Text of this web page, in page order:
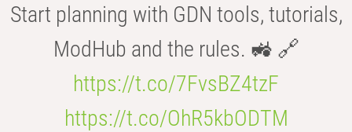
Start planning with GDN tools, tutorials,
ModHub and the rules. 🚜 🔗
https://t.co/7FvsBZ4tzF
https://t.co/OhR5kbODTM